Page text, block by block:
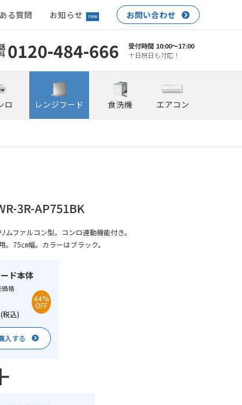
る質問 お知らせ new お問い合わせ
0120-484-666
受付時間 10:00〜17:00
土日祝日も対応！
ロ レンジフード 食洗機 エアコン
3R-AP751BK
ファルコン型。コンロ連動機能付き。
75㎝幅。カラーはブラック。
ド本体
格
(税込)
44%
OFF
入する